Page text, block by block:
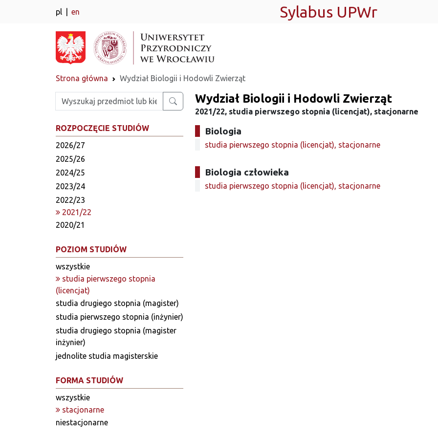
pl en Sylabus UPWr
Strona główna Wydział Biologii i Hodowli Zwierząt
Wpisz szukaną frazę
ROZPOCZĘCIE STUDIÓW
2026/27
2025/26
2024/25
2023/24
2022/23
2021/22
2020/21
POZIOM STUDIÓW
wszystkie
studia pierwszego stopnia
(licencjat)
studia drugiego stopnia (magister)
studia pierwszego stopnia (inżynier)
studia drugiego stopnia (magister
inżynier)
jednolite studia magisterskie
FORMA STUDIÓW
wszystkie
stacjonarne
niestacjonarne
Wydział Biologii i Hodowli Zwierząt
2021/22, studia pierwszego stopnia (licencjat), stacjonarne
Biologia
studia pierwszego stopnia (licencjat), stacjonarne
Biologia człowieka
studia pierwszego stopnia (licencjat), stacjonarne